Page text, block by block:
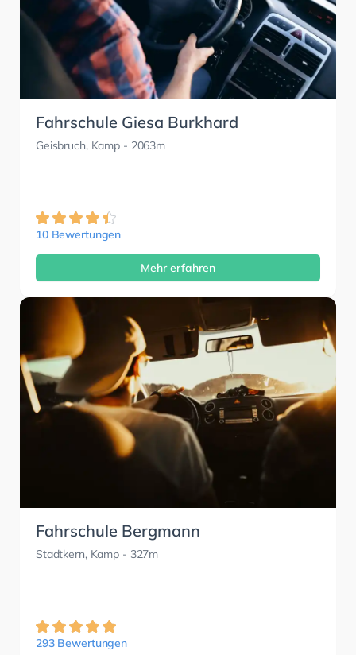
Fahrschule Giesa Burkhard
Geisbruch, Kamp - 2063m
10 Bewertungen
Mehr erfahren
Fahrschule Bergmann
Stadtkern, Kamp - 327m
293 Bewertungen